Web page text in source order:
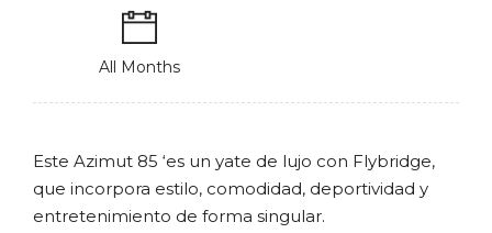
All Months
Este Azimut 85 ‘es un yate de lujo con Flybridge,
que incorpora estilo, comodidad, deportividad y
entretenimiento de forma singular.